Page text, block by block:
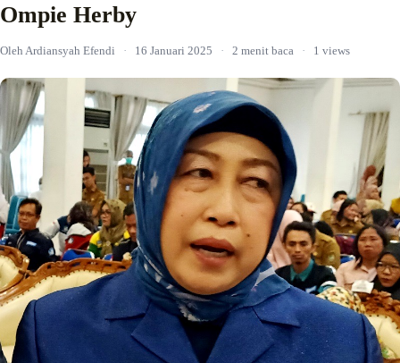
Ompie Herby
Oleh Ardiansyah Efendi · 16 Januari 2025 · 2 menit baca · 1 views